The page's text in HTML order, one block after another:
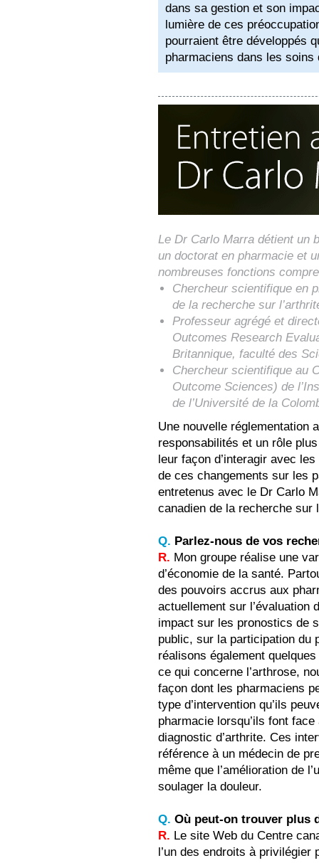
dans sa gestion et son
lumière de ces
pourraient être développés
pharmaciens dans les soins
Le Dr Carlo Marra détient un
un doctorat en pharmacie et
nombreuses fonctions
Chercheur scientifique en
de la recherche sur
Professeur agrégé et
Outcomes Research
Britannique, faculté des
Chercheur scientifique au
Outcome Sciences) de
de l’Université de la
Une nouvelle réglementation
responsabilités et un rôle
leur façon d’interagir avec
de ces changements sur les
entretenus avec le Dr Carlo
canadien de la recherche sur
Q. Parlez-nous de vos
R. Mon groupe réalise une
d’économie de la santé.
des pouvoirs accrus aux
actuellement sur l’évaluation
impact sur les pronostics de
public, sur la participation du
réalisons également
ce qui concerne l’arthrose,
façon dont les pharmaciens
type d’intervention qu’ils
pharmacie lorsqu’ils font
diagnostic d’arthrite. Ces
référence à un médecin de
même que l’amélioration de
soulager la douleur.
Q. Où peut-on trouver plus
R. Le site Web du Centre
l’un des endroits à